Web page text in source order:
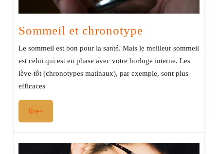
Sommeil et chronotype
et
chronotype
Le sommeil est bon pour la santé. Mais le meilleur sommeil
est celui qui est en phase avec votre horloge interne. Les
lève-tôt (chronotypes matinaux), par exemple, sont plus
efficaces
lire+